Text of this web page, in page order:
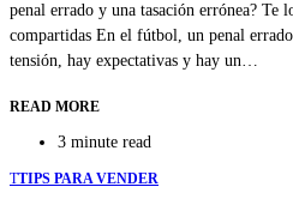
penal errado y una tasación errónea? Te
compartidas En el fútbol, un penal
tensión, hay expectativas y hay un…
READ MORE
3 minute read
TTIPS PARA VENDER